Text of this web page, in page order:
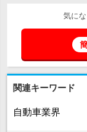
気に
関連キーワード
自動車業界